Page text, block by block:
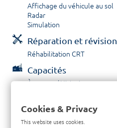
Affichage du véhicule au sol
Radar
Simulation
Réparation et révision
Réhabilitation CRT
Capacités
À propos / Historique
Contactez nous
Cookies & Privacy
This website uses cookies.